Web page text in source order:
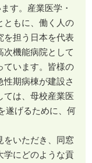
す。産業医学・
ともに、働く人の
を担う日本を代表
機能病院として
ています。皆様の
期病棟が建設さ
ては、母校産業医
遂げるために、何
いただき、同窓
学にどのような貢